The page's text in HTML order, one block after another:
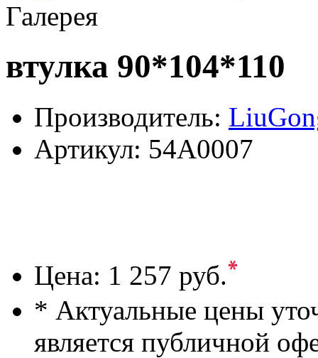
Галерея
втулка 90*104*110
Производитель:
Артикул: 54A0007
Цена: 1 257 руб.*
* Актуальные цены
является публичной